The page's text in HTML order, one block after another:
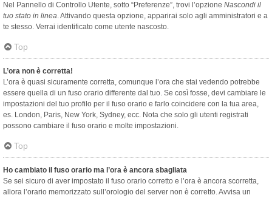
Nel Pannello di Controllo Utente, sotto “Preferenze”, trovi l’opzione Nascondi il
tuo stato in linea. Attivando questa opzione, apparirai solo agli amministratori e a
te stesso. Verrai identificato come utente nascosto.
Top
L’ora non è corretta!
L’ora è quasi sicuramente corretta, comunque l’ora che stai vedendo potrebbe
essere quella di un fuso orario differente dal tuo. Se così fosse, devi cambiare le
impostazioni del tuo profilo per il fuso orario e farlo coincidere con la tua area,
es. London, Paris, New York, Sydney, ecc. Nota che solo gli utenti registrati
possono cambiare il fuso orario e molte impostazioni.
Top
Ho cambiato il fuso orario ma l’ora è ancora sbagliata
Se sei sicuro di aver impostato il fuso orario corretto e l’ora è ancora scorretta,
allora l’orario memorizzato sull’orologio del server non è corretto. Avvisa un